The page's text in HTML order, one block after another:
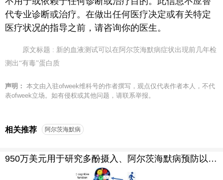
代专业诊断或治疗。在做出任何医疗决定或有关特定
医疗状况的指导之前，请咨询你的医生。
原文标题 : 新的血液测试可以在阿尔茨海默病症状出现前几年检
测出“有毒”蛋白质
声明： 本文由入驻ofweek维科号的作者撰写，观点仅代表作者本人，不代
表ofweek立场。如有侵权或其他问题，请联系举报。
相关推荐 阿尔茨海默病
950万美元用于研究多酚摄入、阿尔茨海默病预防以及脑-肠-微生物组系统之间的关系